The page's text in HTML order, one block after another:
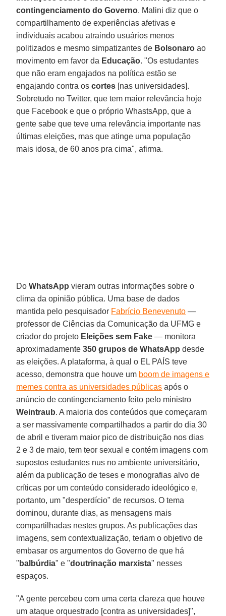
contingenciamento do Governo. Malini diz que o
compartilhamento de experiências afetivas e
individuais acabou atraindo usuários menos
politizados e mesmo simpatizantes de Bolsonaro ao
movimento em favor da Educação. "Os estudantes
que não eram engajados na política estão se
engajando contra oscortes [nas universidades].
Sobretudo no Twitter, que tem maior relevância hoje
que Facebook e que o próprio WhastsApp, que a
gente sabe que teve uma relevância importante nas
últimas eleições, mas que atinge uma população
mais idosa, de 60 anos pra cima", afirma.
DoWhatsApp vieram outras informações sobre o
clima da opinião pública. Uma base de dados
mantida pelo pesquisador Fabrício Benevenuto —
professor de Ciências da Comunicação da UFMG e
criador do projeto Eleições sem Fake — monitora
aproximadamente350 grupos de WhatsApp desde
as eleições. A plataforma, à qual o EL PAÍS teve
acesso, demonstra que houve um boom de imagens e
memes contra as universidades públicas após o
anúncio de contingenciamento feito pelo ministro
Weintraub. A maioria dos conteúdos que começaram
a ser massivamente compartilhados a partir do dia 30
de abril e tiveram maior pico de distribuição nos dias
2 e 3 de maio, tem teor sexual e contém imagens com
supostos estudantes nus no ambiente universitário,
além da publicação de teses e monografias alvo de
críticas por um conteúdo considerado ideológico e,
portanto, um "desperdício" de recursos. O tema
dominou, durante dias, as mensagens mais
compartilhadas nestes grupos. As publicações das
imagens, sem contextualização, teriam o objetivo de
embasar os argumentos do Governo de que há
" balbúrdia" e "doutrinação marxista" nesses
espaços.
"A gente percebeu com uma certa clareza que houve
um ataque orquestrado [contra as universidades]",